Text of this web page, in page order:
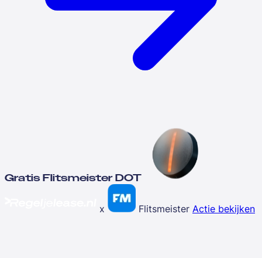
Gratis Flitsmeister DOT
x Flitsmeister Actie bekijken